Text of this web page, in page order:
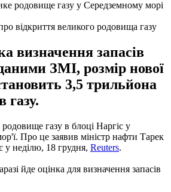
відкриття великого родовища газу
визначення запасів
ЗМІ, розмір нової
3,5 трильйона
газу.
газу в блоці Наргіс у
Про це заявив міністр нафти Тарек
у неділю, 18 грудня, Reuters.
йде оцінка для визначення запасів